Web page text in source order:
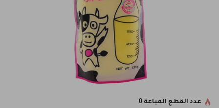
عدد القطع المباعة 0